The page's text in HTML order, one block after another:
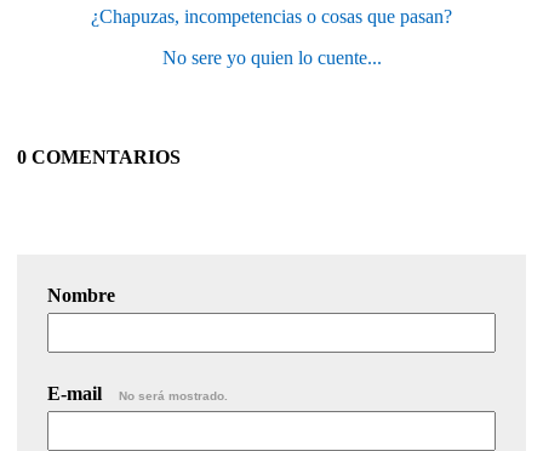
¿Chapuzas, incompetencias o cosas que pasan?
No sere yo quien lo cuente...
0 COMENTARIOS
Nombre
E-mail No será mostrado.